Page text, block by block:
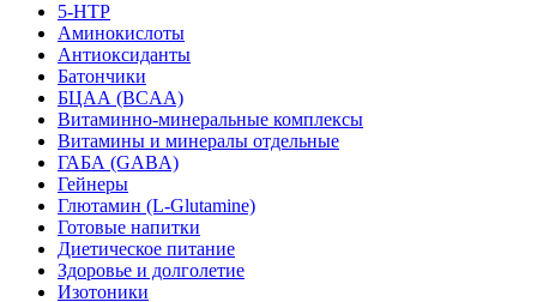
5-HTP
Аминокислоты
Антиоксиданты
Батончики
БЦАА (BCAA)
Витаминно-минеральные комплексы
Витамины и минералы отдельные
ГАБА (GABA)
Гейнеры
Глютамин (L-Glutamine)
Готовые напитки
Диетическое питание
Здоровье и долголетие
Изотоники